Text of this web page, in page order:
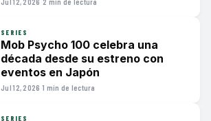
SERIES
Mob Psycho 100 celebra una
década desde su estreno con
eventos en Japón
Jul 12, 2026 ·1 min de lectura
SERIES